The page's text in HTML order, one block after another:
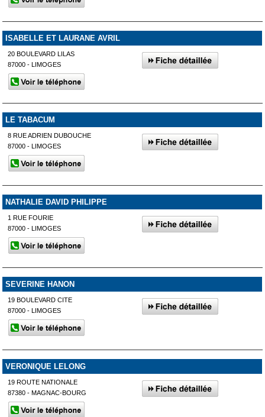
ISABELLE ET LAURANE AVRIL
20 BOULEVARD LILAS
87000 - LIMOGES
LE TABACUM
8 RUE ADRIEN DUBOUCHE
87000 - LIMOGES
NATHALIE DAVID PHILIPPE
1 RUE FOURIE
87000 - LIMOGES
SEVERINE HANON
19 BOULEVARD CITE
87000 - LIMOGES
VERONIQUE LELONG
19 ROUTE NATIONALE
87380 - MAGNAC-BOURG